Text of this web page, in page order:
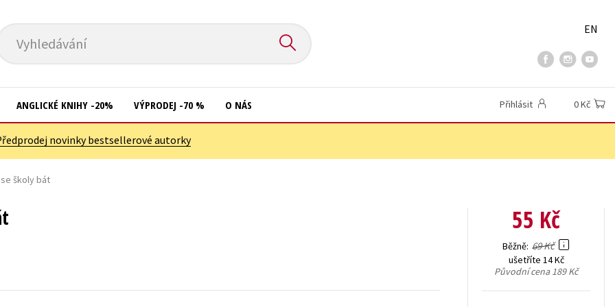
Vyhledávání
EN
Kuchařky
ANGLICKÉ KNIHY -20% VÝPRODEJ -70 % O NÁS Přihlásit 0 Kč
novinky bestsellerové autorky
školy bát
55 Kč
Běžně 69 Kč
ušetříte 14 Kč
Původní cena189 Kč